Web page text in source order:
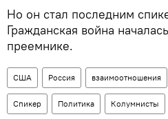
Но он стал последним
Гражданская война
преемнике.
США Россия взаимоотношения
Спикер Политика Колумнисты